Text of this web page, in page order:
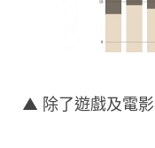
▲ 除了遊戲及電